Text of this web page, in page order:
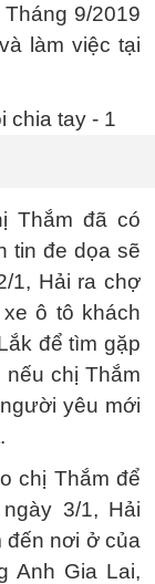
9/2019
làm việc tại
Thắm đã có
tin đe dọa sẽ
1, Hải ra chợ
ô tô khách
để tìm gặp
chị Thắm
yêu mới
chị Thắm để
3/1, Hải
đến nơi ở của
Anh Gia Lai,